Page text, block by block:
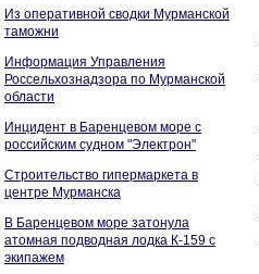
Из оперативной сводки Мурманской
таможни
Информация Управления
Россельхознадзора по Мурманской
области
Инцидент в Баренцевом море с
российским судном "Электрон"
Строительство гипермаркета в
центре Мурманска
В Баренцевом море затонула
атомная подводная лодка К-159 с
экипажем